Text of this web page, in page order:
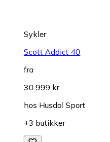
Sykler
Scott Addict 40
fra
30 999 kr
hos Husdal Sport
+3 butikker